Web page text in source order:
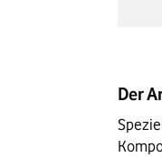
Der